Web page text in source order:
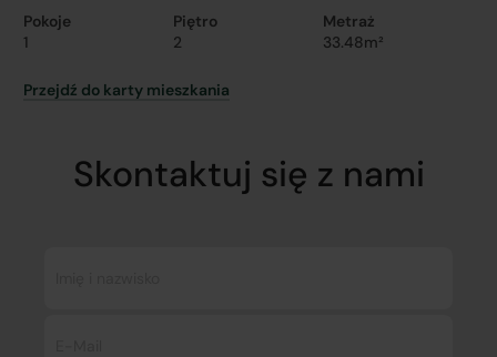
Pokoje
1
Piętro
2
Metraż
33.48m²
Przejdź do karty mieszkania
Skontaktuj się z nami